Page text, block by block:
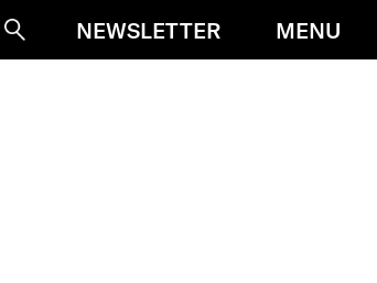
SucheNEWSLETTER MENU